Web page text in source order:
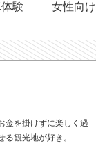
験 女性向け
金を掛けずに楽しく過
観光地が好き。